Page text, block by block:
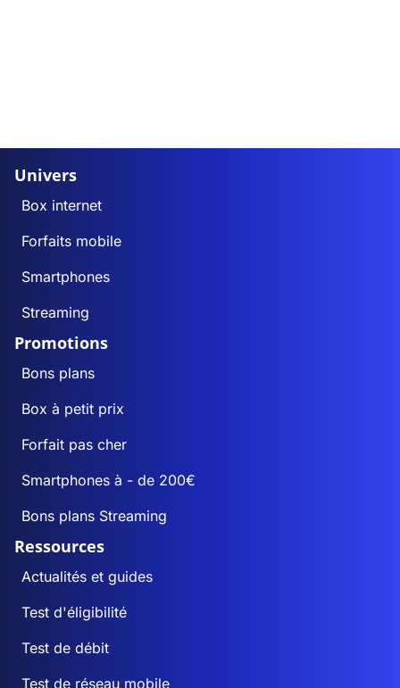
Univers
Box internet
Forfaits mobile
Smartphones
Streaming
Promotions
Bons plans
Box à petit prix
Forfait pas cher
Smartphones à - de 200€
Bons plans Streaming
Ressources
Actualités et guides
Test d'éligibilité
Test de débit
Test de réseau mobile